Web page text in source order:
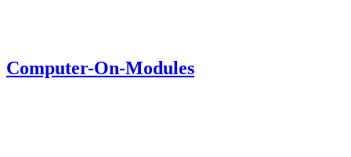
Computer-On-Modules